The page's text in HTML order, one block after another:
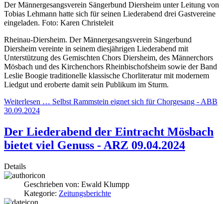
Der Männergesangsverein Sängerbund Diersheim unter Leitung von
Tobias Lehmann hatte sich für seinen Liederabend drei Gastvereine
eingeladen. Foto: Karen Christeleit
Rheinau-Diersheim. Der Männergesangsverein Sängerbund
Diersheim vereinte in seinem diesjährigen Liederabend mit
Unterstützung des Gemischten Chors Diersheim, des Männerchors
Mösbach und des Kirchenchors Rheinbischofsheim sowie der Band
Leslie Boogie traditionelle klassische Chorliteratur mit modernem
Liedgut und eroberte damit sein Publikum im Sturm.
Weiterlesen … Selbst Rammstein eignet sich für Chorgesang - ABB
30.09.2024
Der Liederabend der Eintracht Mösbach
bietet viel Genuss - ARZ 09.04.2024
Details
Geschrieben von: Ewald Klumpp
Kategorie: Zeitungsberichte